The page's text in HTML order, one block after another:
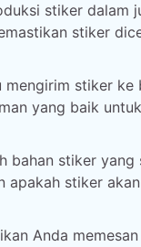
stiker dalam
stiker
mengirim stiker
yang baik
bahan stiker yang
stiker
Anda